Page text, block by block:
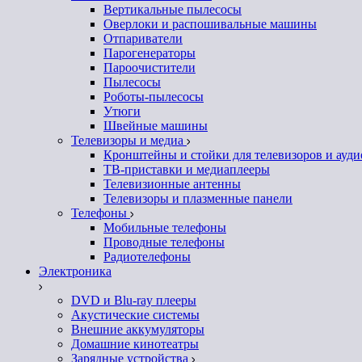
Вертикальные пылесосы
Оверлоки и распошивальные машины
Отпариватели
Парогенераторы
Пароочистители
Пылесосы
Роботы-пылесосы
Утюги
Швейные машины
Телевизоры и медиа
Кронштейны и стойки для телевизоров и
ТВ-приставки и медиаплееры
Телевизионные антенны
Телевизоры и плазменные панели
Телефоны
Мобильные телефоны
Проводные телефоны
Радиотелефоны
Электроника
DVD и Blu-ray плееры
Акустические системы
Внешние аккумуляторы
Домашние кинотеатры
Зарядные устройства